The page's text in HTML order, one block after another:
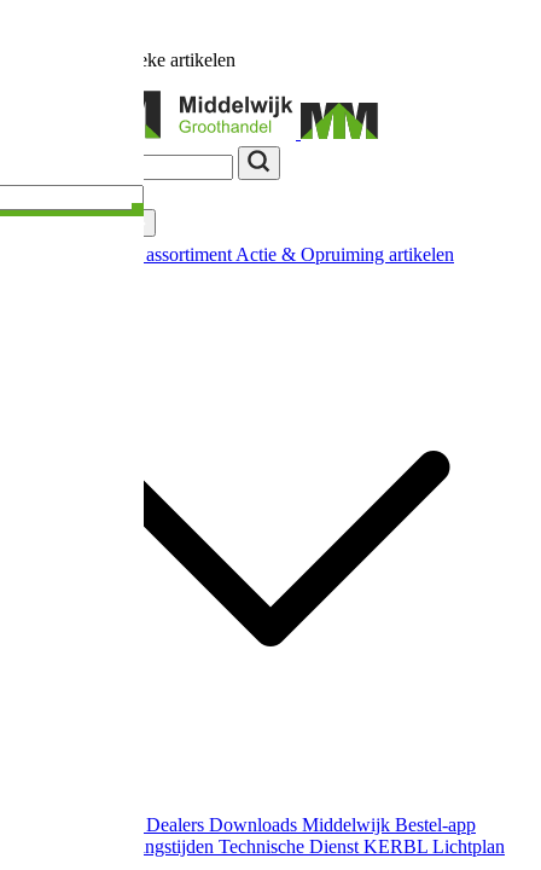
unieke artikelen
Nieuw in ons assortiment Actie & Opruiming artikelen
Dealers Downloads Middelwijk Bestel-app
Gewijzigde openingstijden Technische Dienst KERBL Lichtplan